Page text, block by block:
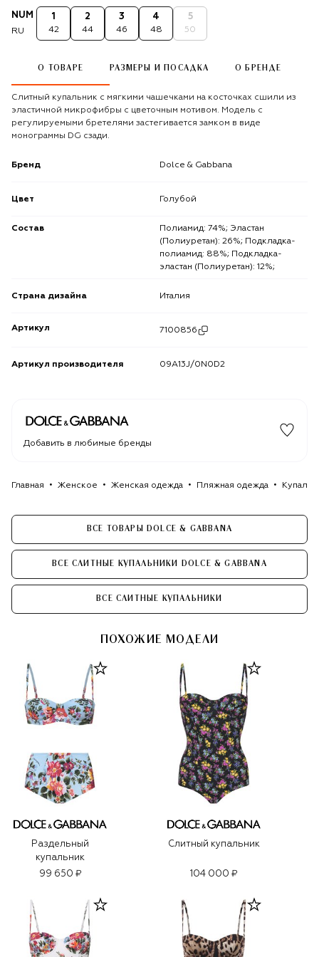
NUM
RU
1
42
2
44
3
46
4
48
5
50
О ТОВАРЕ РАЗМЕРЫ И ПОСАДКА О БРЕНДЕ
Слитный купальник с мягкими чашечками на косточках сшили из
эластичной микрофибры с цветочным мотивом. Модель с
регулируемыми бретелями застегивается замком в виде
монограммы DG сзади.
Бренд Dolce & Gabbana
Цвет Голубой
Состав
Полиамид: 74%; Эластан
(Полиуретан): 26%; Подкладка-
полиамид: 88%; Подкладка-
эластан (Полиуретан): 12%;
Страна дизайна Италия
Артикул 7100856
Артикул производителя 09A13J/0N0D2
Добавить в любимые бренды
Главная Женское Женская одежда Пляжная одежда
ВСЕ ТОВАРЫ DOLCE & GABBANA
ВСЕ СЛИТНЫЕ КУПАЛЬНИКИ DOLCE & GABBANA
ВСЕ СЛИТНЫЕ КУПАЛЬНИКИ
ПОХОЖИЕ МОДЕЛИ
Раздельный
купальник
99 650 ₽
Слитный купальник
104 000 ₽